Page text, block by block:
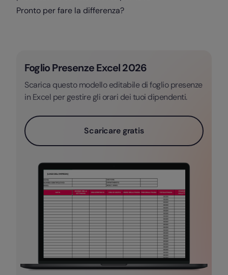
Pronto per fare la differenza?
Foglio Presenze Excel 2026
Scarica questo modello editabile di foglio presenze
in Excel per gestire gli orari dei tuoi dipendenti.
Scaricare gratis